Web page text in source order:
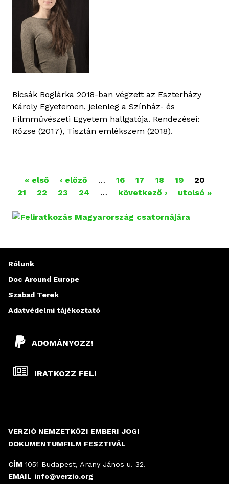
Bicsák Boglárka 2018-ban végzett az Eszterházy
Károly Egyetemen, jelenleg a Színház- és
Filmművészeti Egyetem hallgatója. Rendezései:
Rőzse (2017), Tisztán emlékszem (2018).
O
L
A
L
A
K
« első ‹ előző … 16 17 18 19
20
21
22 23 24 … következő › utolsó »
VERZIÓ NEMZETKÖZI EMBERI JOGI
DOKUMENTUMFILM FESZTIVÁL
CÍM 1051 Budapest, Arany János u. 32.
EMAIL info@verzio.org
ADOMÁNYOZZ!
IRATKOZZ FEL!
Rólunk
Doc Around Europe
Szabad Terek
Adatvédelmi tájékoztató